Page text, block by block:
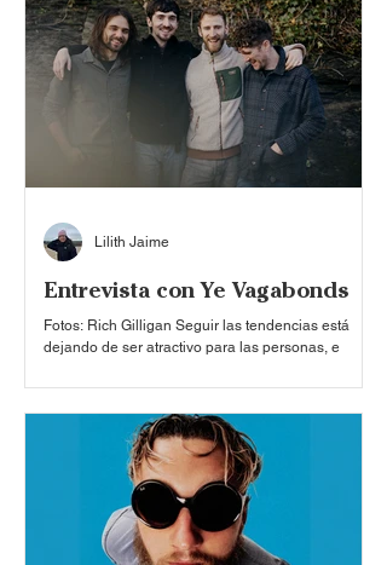
en verdaderas piezas artísticas. Esta técnica da
título al más reciente proyecto de la
multiinstrumentista Charlotte Day Wilson . A través
de su música, la canadiense entrelaza elementos
de jazz, soul, folk y R&B de una forma única, capaz
Entrevista con Ye Vagabonds
Fotos: Rich Gilligan Seguir las tendencias está
dejando de ser atractivo para las personas, e
de la industria musical. Para la banda irlandesa Ye
Vagabonds no hay nada más auténtico y puro que
cantar en sus acentos nativos, dejando de lado las
entonaciones americanas o incluso las inglesas. El
objetivo no es vender masivamente sus canciones,
sino conectar con su audiencia de la manera más
real posible. Este año, la agrupación
Lilith Jaime